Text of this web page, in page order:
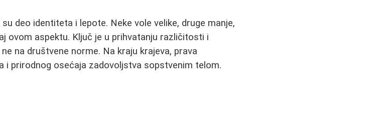
deo identiteta i lepote. Neke vole velike, druge manje,
ovom aspektu. Ključ je u prihvatanju različitosti i
na društvene norme. Na kraju krajeva, prava
i prirodnog osećaja zadovoljstva sopstvenim telom.